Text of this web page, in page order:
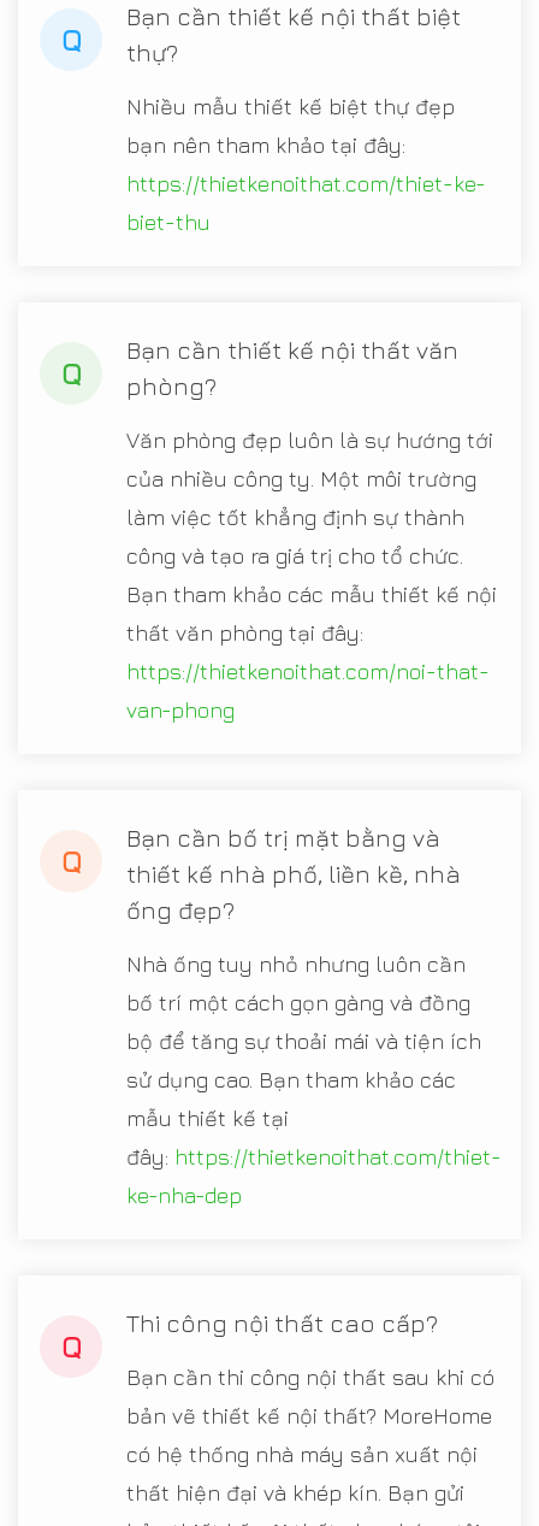
Q
Bạn cần thiết kế nội thất biệt
thự?
Nhiều mẫu thiết kế biệt thự đẹp
bạn nên tham khảo tại đây:
https://thietkenoithat.com/thiet-ke-
biet-thu
Q
Bạn cần thiết kế nội thất văn
phòng?
Văn phòng đẹp luôn là sự hướng tới
của nhiều công ty. Một môi trường
làm việc tốt khẳng định sự thành
công và tạo ra giá trị cho tổ chức.
Bạn tham khảo các mẫu thiết kế nội
thất văn phòng tại đây:
https://thietkenoithat.com/noi-that-
van-phong
Q
Bạn cần bố trị mặt bằng và
thiết kế nhà phố, liền kề, nhà
ống đẹp?
Nhà ống tuy nhỏ nhưng luôn cần
bố trí một cách gọn gàng và đồng
bộ để tăng sự thoải mái và tiện ích
sử dụng cao. Bạn tham khảo các
mẫu thiết kế tại
đây: https://thietkenoithat.com/thiet-
ke-nha-dep
Q
Thi công nội thất cao cấp?
Bạn cần thi công nội thất sau khi có
bản vẽ thiết kế nội thất? MoreHome
có hệ thống nhà máy sản xuất nội
thất hiện đại và khép kín. Bạn gửi